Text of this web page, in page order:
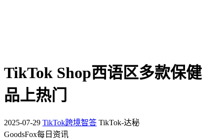
TikTok Shop西语区多款保健
品上热门
2025-07-29 TikTok跨境智答 TikTok-达秘
GoodsFox每日资讯